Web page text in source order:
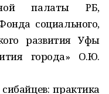
палаты РБ,
социального,
развития Уфы
города» О.Ю.
практика